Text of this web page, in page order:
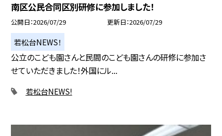
南区公民合同区別研修に参加しました！
公開日 2026/07/29 更新日 2026/07/29
若松台NEWS！
公立のこども園さんと民間のこども園さんの研修に参加さ
せていただきました！外国にル...
若松台NEWS!